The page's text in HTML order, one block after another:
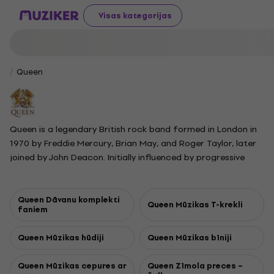
Visas kategorijas
Queen
Queen is a legendary British rock band formed in London in
1970 by Freddie Mercury, Brian May, and Roger Taylor, later
joined by John Deacon. Initially influenced by progressive
global recognition. Queen rose to fame with iconic albums
like A Night at the Opera, featuring "Bohemian Rhapsody,"
Rock You" and "We Are the Champions." Known for their
became one of the world’s biggest stadium bands in the
Queen Dāvanu komplekti
faniem Queen Mūzikas T-krekli
Queen Mūzikas hūdiji Queen Mūzikas bīniji
Queen Mūzikas cepures ar Queen Zīmola preces –